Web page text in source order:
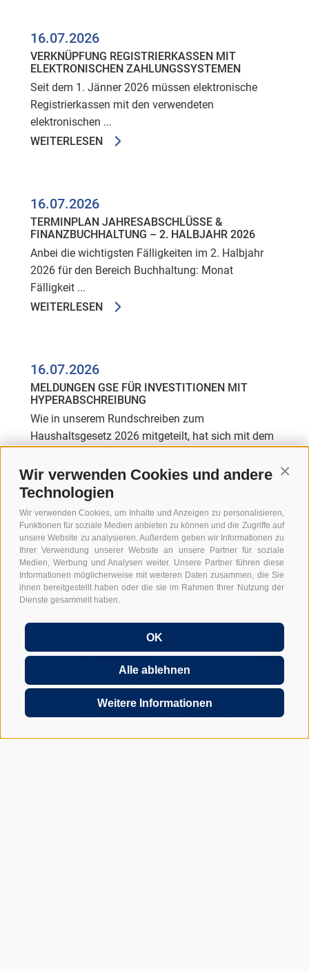
Wir verwenden Cookies und andere
Technologien
Wir verwenden Cookies, um Inhalte und Anzeigen zu personalisieren,
Funktionen für soziale Medien anbieten zu können und die Zugriffe auf
unsere Website zu analysieren. Außerdem geben wir Informationen zu
Ihrer Verwendung unserer Website an unsere Partner für soziale
Medien, Werbung und Analysen weiter. Unsere Partner führen diese
Informationen möglicherweise mit weiteren Daten zusammen, die Sie
ihnen bereitgestellt haben oder die sie im Rahmen Ihrer Nutzung der
Dienste gesammelt haben.
OK
Alle ablehnen
Weitere Informationen
16.07.2026
VERKNÜPFUNG REGISTRIERKASSEN MIT
ELEKTRONISCHEN ZAHLUNGSSYSTEMEN
Seit dem 1. Jänner 2026 müssen elektronische
Registrierkassen mit den verwendeten
elektronischen ...
WEITERLESEN
16.07.2026
TERMINPLAN JAHRESABSCHLÜSSE &
FINANZBUCHHALTUNG – 2. HALBJAHR 2026
Anbei die wichtigsten Fälligkeiten im 2. Halbjahr
2026 für den Bereich Buchhaltung: Monat
Fälligkeit ...
WEITERLESEN
16.07.2026
MELDUNGEN GSE FÜR INVESTITIONEN MIT
HYPERABSCHREIBUNG
Wie in unserem Rundschreiben zum
Haushaltsgesetz 2026 mitgeteilt, hat sich mit dem
WEITERLESEN
Rienzfeldstraße 30 39031 Bruneck - Südtirol
+39 0474 572900
digital chatbot. Just ask me
anything...